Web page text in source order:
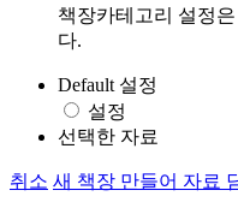
책장카테고리 설정
다.
Default 설정
설정
선택한 자료
취소 새 책장 만들어 자료